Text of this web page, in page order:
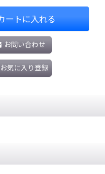
ートに入れる
お問い合わせ
お気に入り登録